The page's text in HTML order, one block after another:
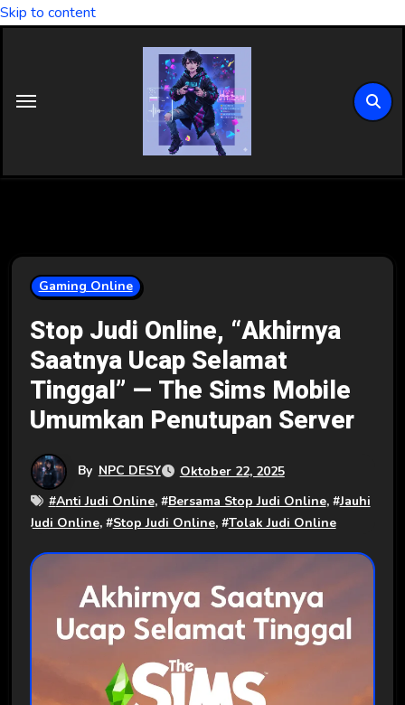
Skip to content
Gaming Online
Stop Judi Online, “Akhirnya
Saatnya Ucap Selamat
Tinggal” — The Sims Mobile
Umumkan Penutupan Server
By NPC DESY
Oktober 22, 2025
#Anti Judi Online, #Bersama Stop Judi Online, #Jauhi
Judi Online, #Stop Judi Online, #Tolak Judi Online